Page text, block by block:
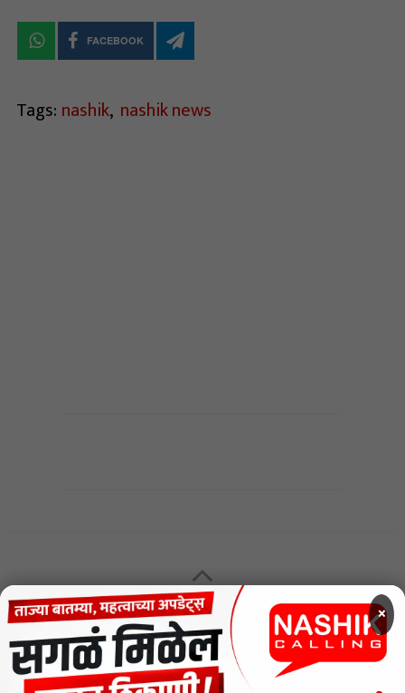
FACEBOOK
Tags: nashik, nashik news
MENU
CODE OF ETHICS FOR DIGITAL NEWS WEBSITES
×